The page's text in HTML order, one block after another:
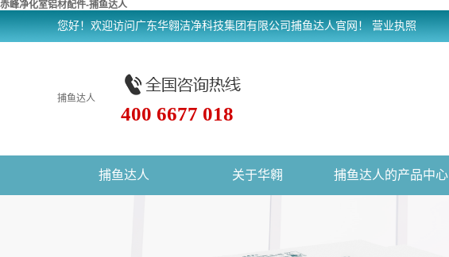
赤峰净化室铝材配件-捕鱼达人
您好！欢迎访问广东华翱洁净科技集团有限公司捕鱼达人官网！ 营业执照
捕鱼达人
400 6677 018
捕鱼达人 关于华翱 捕鱼达人的产品中心